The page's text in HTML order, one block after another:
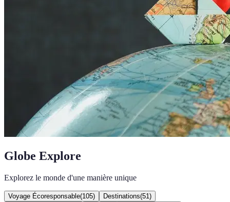
Globe Explore
Explorez le monde d'une manière unique
Voyage Écoresponsable(105) Destinations(51 )